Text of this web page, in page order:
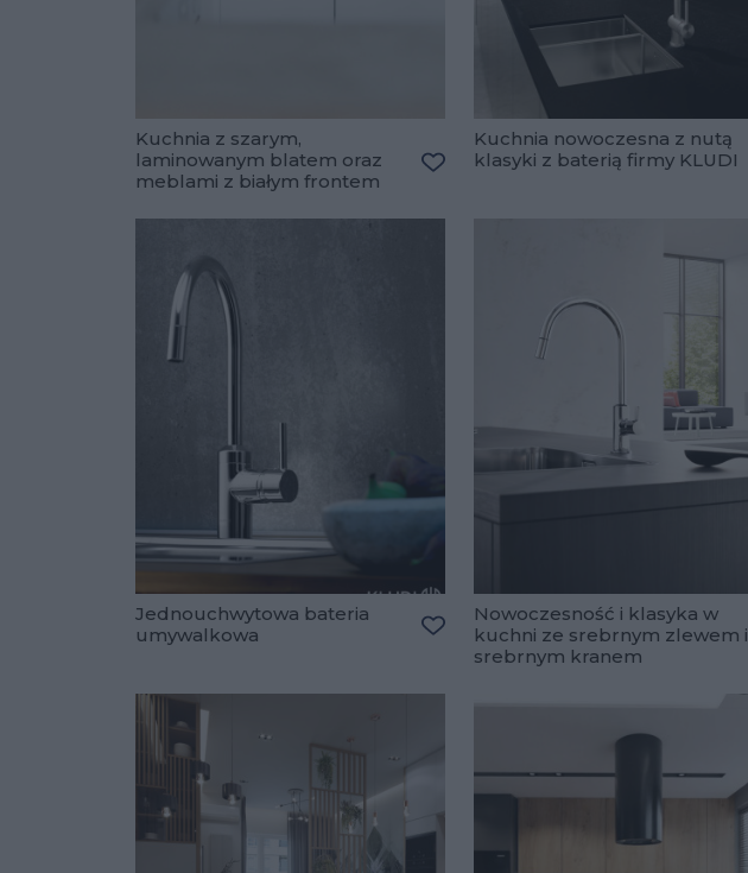
Kuchnia z szarym,
laminowanym blatem oraz
meblami z białym frontem
Kuchnia nowoczesna z nutą
klasyki z baterią firmy KLUDI
Jednouchwytowa bateria
umywalkowa
Dodaj do ulubionych
Nowoczesność i klasyka w
kuchni ze srebrnym zlewem i
srebrnym kranem